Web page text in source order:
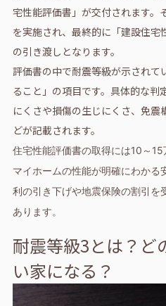
宅性能評価書」が交付されます。
を実施され、最終的に「建設住
の引き渡しとなります。
評価書の中で耐震等級が示されて
ること」の項目です。具体的な判
にくさや損傷の生じにくさ、免
どが記載されます。
住宅性能評価書の取得には10～15
マイホームの性能が明確にわかる
利の引き下げや地震保険の割引を
あります。
耐震等級3とは？ど
い家になる？